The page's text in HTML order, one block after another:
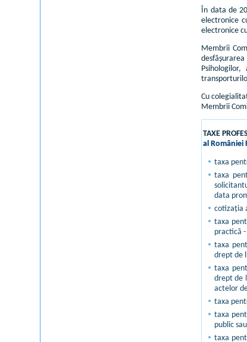
În data de
electronice
electronice
Membrii
Cu
Membrii
TAXE
al României
taxa
taxa
data
cotizaţia
taxa
practică
taxa
drept de
taxa
drept de
actelor
taxa
taxa
public
taxa